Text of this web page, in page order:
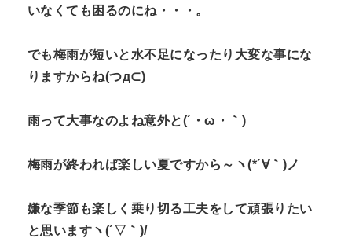
いなくても困るのにね・・・。
でも梅雨が短いと水不足になったり大変な事にな
りますからね(つд⊂)
雨って大事なのよね意外と(´・ω・｀)
梅雨が終われば楽しい夏ですから～ヽ(*´∀｀)ノ
嫌な季節も楽しく乗り切る工夫をして頑張りたい
と思いますヽ(´▽｀)/